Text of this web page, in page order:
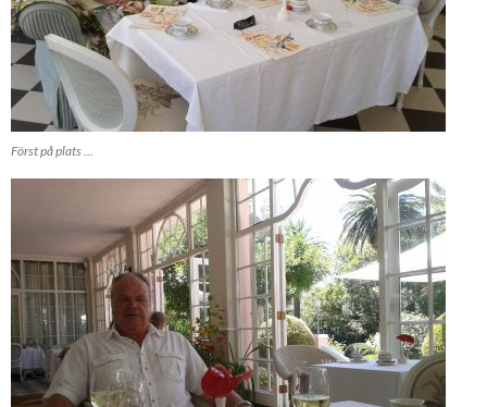
Först på plats …